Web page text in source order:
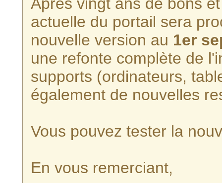
actuelle du portail sera
nouvelle version au 1er
une refonte complète de
supports (ordinateurs,
également de nouvelles
Vous pouvez tester la
En vous remerciant,